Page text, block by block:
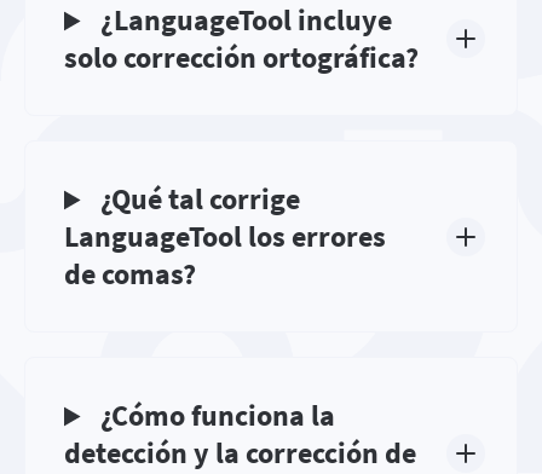
¿LanguageTool incluye
solo corrección ortográfica?
¿Qué tal corrige
LanguageTool los errores
de comas?
¿Cómo funciona la
detección y la corrección de